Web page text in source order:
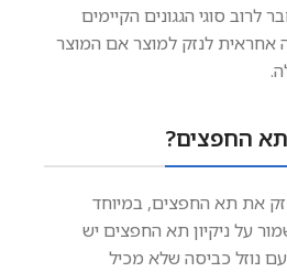
סוגי הגגונים הקיימים
אחראית לנזק למוצר אם המוצר
החפצים?
את תא החפצים, במיוחד
על ניקיון תא החפצים יש
נוזל כביסה שלא מכיל